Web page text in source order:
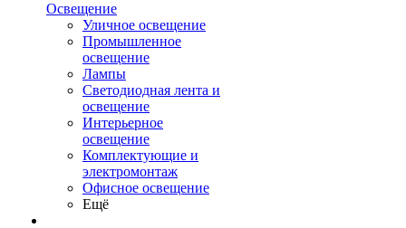
Освещение
Уличное освещение
Промышленное
освещение
Лампы
Светодиодная лента и
освещение
Интерьерное
освещение
Комплектующие и
электромонтаж
Офисное освещение
Ещё